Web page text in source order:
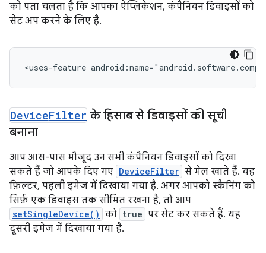
को पता चलता है कि आपका ऐप्लिकेशन, कंपैनियन डिवाइसों को
सेट अप करने के लिए है.
<uses-feature
DeviceFilter के हिसाब से डिवाइसों की सूची
बनाना
आप आस-पास मौजूद उन सभी कंपैनियन डिवाइसों को दिखा
सकते हैं जो आपके दिए गए DeviceFilter से मेल खाते हैं. यह
फ़िल्टर, पहली इमेज में दिखाया गया है. अगर आपको स्कैनिंग को
सिर्फ़ एक डिवाइस तक सीमित रखना है, तो आप
setSingleDevice() को true पर सेट कर सकते हैं. यह
दूसरी इमेज में दिखाया गया है.